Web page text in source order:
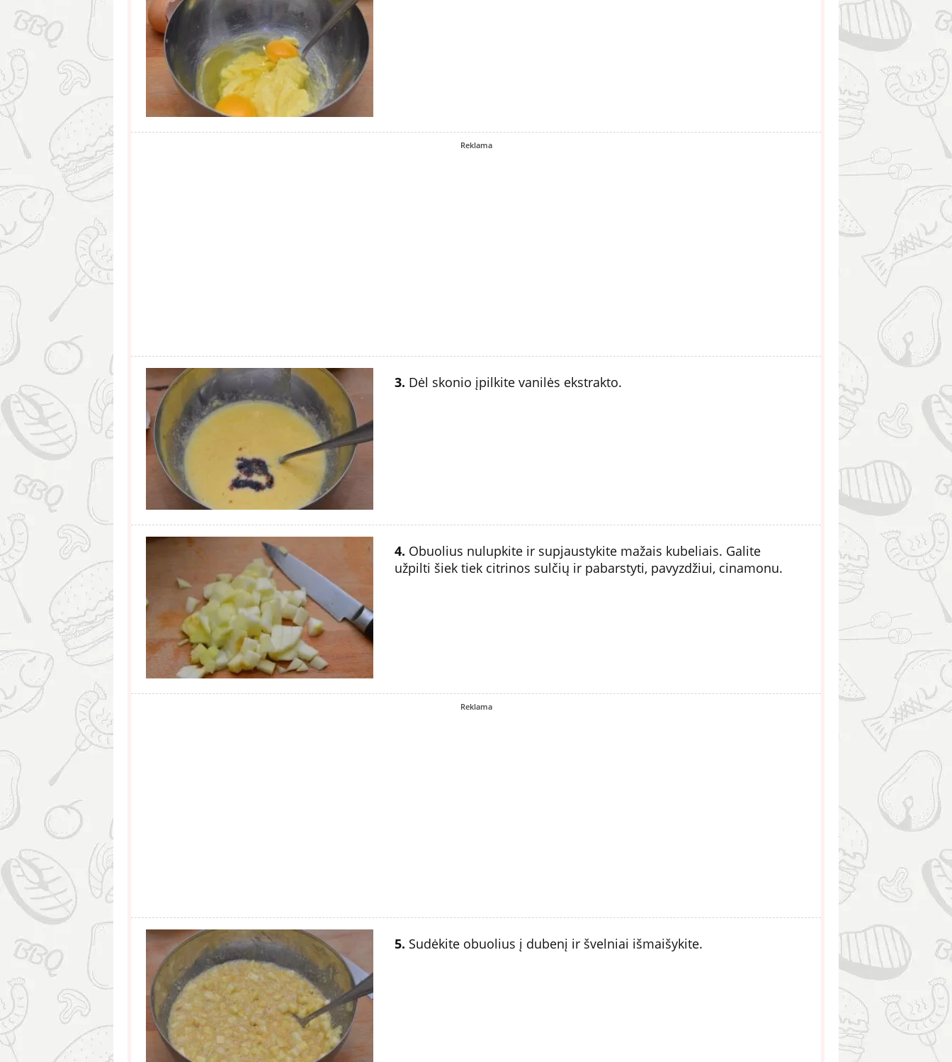
Reklama
3. Dėl skonio įpilkite vanilės ekstrakto.
4. Obuolius nulupkite ir supjaustykite mažais kubeliais. Galite
užpilti šiek tiek citrinos sulčių ir pabarstyti, pavyzdžiui, cinamonu.
Reklama
5. Sudėkite obuolius į dubenį ir švelniai išmaišykite.